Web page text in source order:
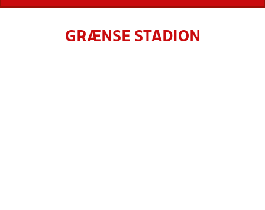
GRÆNSE STADION